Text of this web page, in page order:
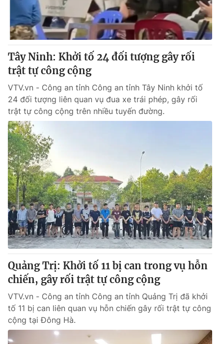
Tây Ninh: Khởi tố 24 đối tượng gây rối
trật tự công cộng
VTV.vn - Công an tỉnh Công an tỉnh Tây Ninh khởi tố
24 đối tượng liên quan vụ đua xe trái phép, gây rối
trật tự công cộng trên nhiều tuyến đường.
Quảng Trị: Khởi tố 11 bị can trong vụ hỗn
chiến, gây rối trật tự công cộng
VTV.vn - Công an tỉnh Công an tỉnh Quảng Trị đã khởi
tố 11 bị can liên quan vụ hỗn chiến gây rối trật tự công
cộng tại Đông Hà.